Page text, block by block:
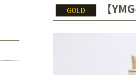
お宮参り 入園・入学／
マタニティ用ドレス
八千代緑が丘店
GOLD 【